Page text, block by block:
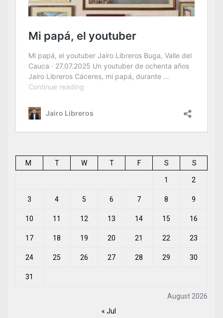
August 2026
M T W T F S S
1 2
3 4 5 6 7 8 9
10 11 12 13 14 15 16
17 18 19 20 21 22 23
24 25 26 27 28 29 30
31
« Jul